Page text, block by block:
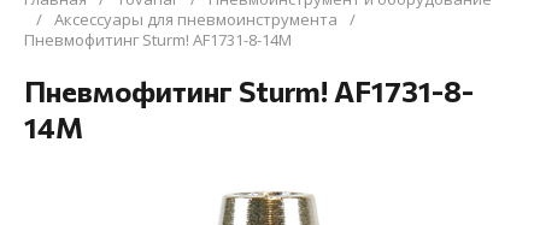
/ Аксессуары для пневмоинструмента
/
Пневмофитинг Sturm! AF1731-8-14M
Пневмофитинг Sturm! AF1731-8-
14M